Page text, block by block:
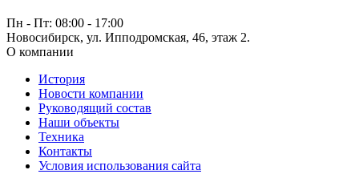
Пн - Пт: 08:00 - 17:00
Новосибирск, ул. Ипподромская, 46, этаж 2.
О компании
История
Новости компании
Руководящий состав
Наши объекты
Техника
Контакты
Условия использования сайта